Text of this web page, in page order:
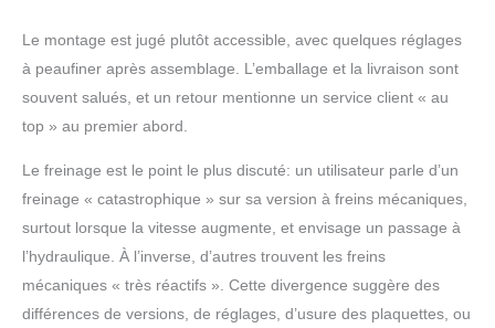
Assistance 24/7】 Le
velo electrique homme
préassemblé à 90%,
sous 3 à 8 jours.
Assistance à la clientèle
disponible 24 heures sur
24 et 7 jours sur 7 pour
questions. Garantie d'un
an sur les moteurs, les
Le montage est jugé plutôt accessible, avec quelques réglages
à peaufiner après assemblage. L’emballage et la livraison sont
souvent salués, et un retour mentionne un service client « au
top » au premier abord.
Le freinage est le point le plus discuté: un utilisateur parle d’un
freinage « catastrophique » sur sa version à freins mécaniques,
surtout lorsque la vitesse augmente, et envisage un passage à
l’hydraulique. À l’inverse, d’autres trouvent les freins
mécaniques « très réactifs ». Cette divergence suggère des
différences de versions, de réglages, d’usure des plaquettes, ou